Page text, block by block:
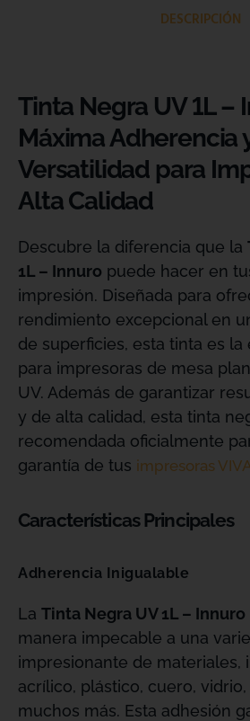
DESCRIPCIÓN
Tinta Negra UV 1L –
Máxima Adherencia
Versatilidad para
Alta Calidad
Descubre la diferencia que la
1L – Innuro puede hacer en
impresión. Diseñada para
rendimiento excepcional en
de superficies, esta tinta es
para impresoras de mesa
UV. Además de garantizar
y de alta calidad, esta tinta
recomendada oficialmente
garantía de tus impresoras
Características Principales
Adherencia Inigualable
La Tinta Negra UV 1L – Innuro
manera impecable a una
impresionante de materiales,
acrílico, plástico, cuero,
muchos más. Esta adhesión